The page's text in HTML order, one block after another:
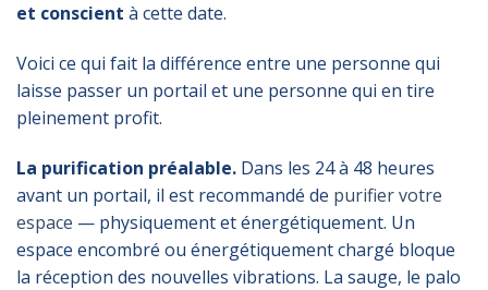
et conscient à cette date.
Voici ce qui fait la différence entre une personne qui
laisse passer un portail et une personne qui en tire
pleinement profit.
La purification préalable. Dans les 24 à 48 heures
avant un portail, il est recommandé de purifier votre
espace — physiquement et énergétiquement. Un
espace encombré ou énergétiquement chargé bloque
la réception des nouvelles vibrations. La sauge, le palo